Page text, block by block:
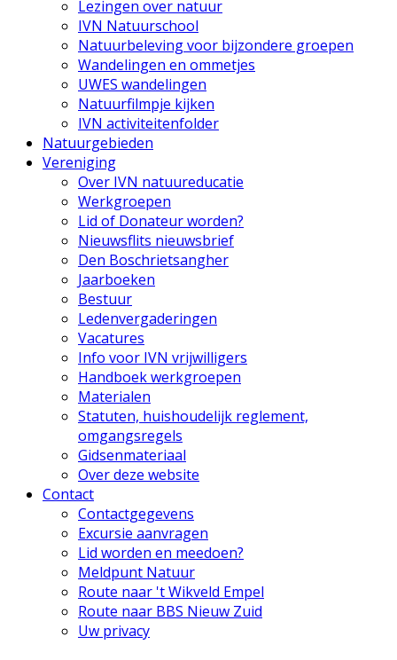
Lezingen over natuur
IVN Natuurschool
Natuurbeleving voor bijzondere groepen
Wandelingen en ommetjes
UWES wandelingen
Natuurfilmpje kijken
IVN activiteitenfolder
Natuurgebieden
Vereniging
Over IVN natuureducatie
Werkgroepen
Lid of Donateur worden?
Nieuwsflits nieuwsbrief
Den Boschrietsangher
Jaarboeken
Bestuur
Ledenvergaderingen
Vacatures
Info voor IVN vrijwilligers
Handboek werkgroepen
Materialen
Statuten, huishoudelijk reglement,
omgangsregels
Gidsenmateriaal
Over deze website
Contact
Contactgegevens
Excursie aanvragen
Lid worden en meedoen?
Meldpunt Natuur
Route naar 't Wikveld Empel
Route naar BBS Nieuw Zuid
Uw privacy